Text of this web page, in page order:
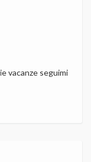
vacanze seguimi